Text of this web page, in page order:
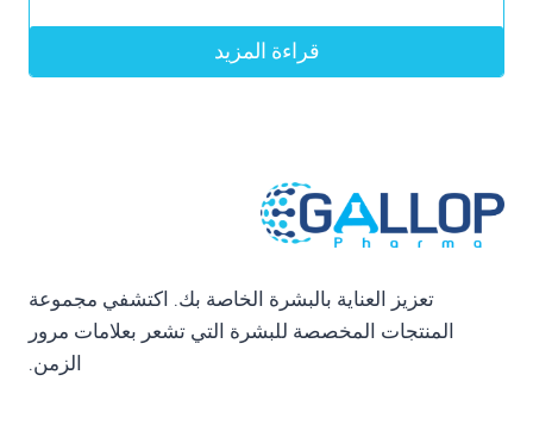
قراءة المزيد
تعزيز العناية بالبشرة الخاصة بك. اكتشفي مجموعة
المنتجات المخصصة للبشرة التي تشعر بعلامات مرور
الزمن.